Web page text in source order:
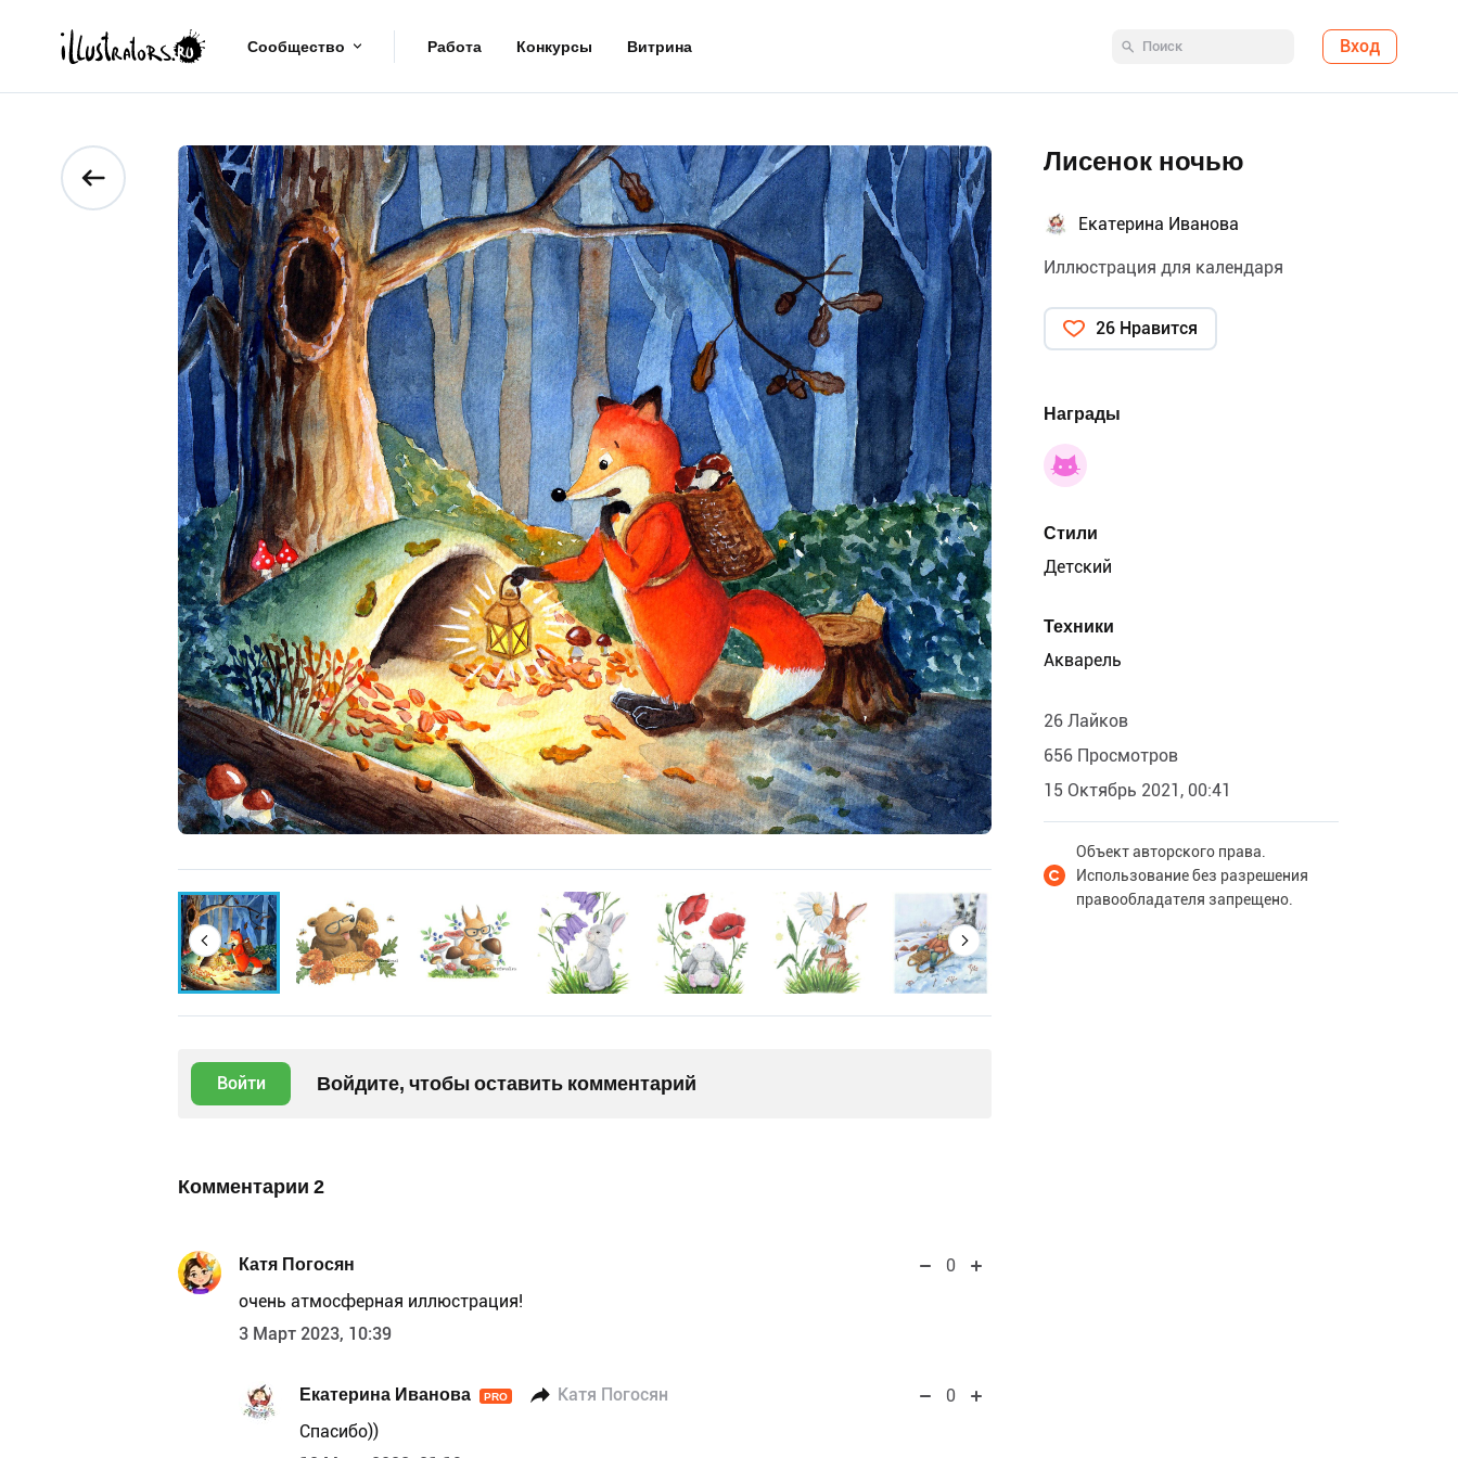
Сообщество Работа Конкурсы Витрина Вход
Войти Войдите, чтобы оставить комментарий
Комментарии 2
Катя Погосян
0
очень атмосферная иллюстрация!
3 Март 2023, 10:39
Екатерина Иванова PRO Катя Погосян
0
Спасибо))
Лисенок ночью
Екатерина Иванова
Иллюстрация для календаря
26 Нравится
Награды
Стили
Детский
Техники
Акварель
26 Лайков
656 Просмотров
15 Октябрь 2021, 00:41
Объект авторского права.
Использование без разрешения
правообладателя запрещено.